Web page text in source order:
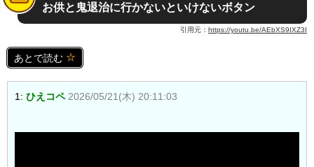
お供と鬼退治に行かないといけないボタン
引用元： https://youtu.be/AEbXS9IXZ3I
あとで読む
1: ひえコペ 2026/05/21(木) 20:11:03